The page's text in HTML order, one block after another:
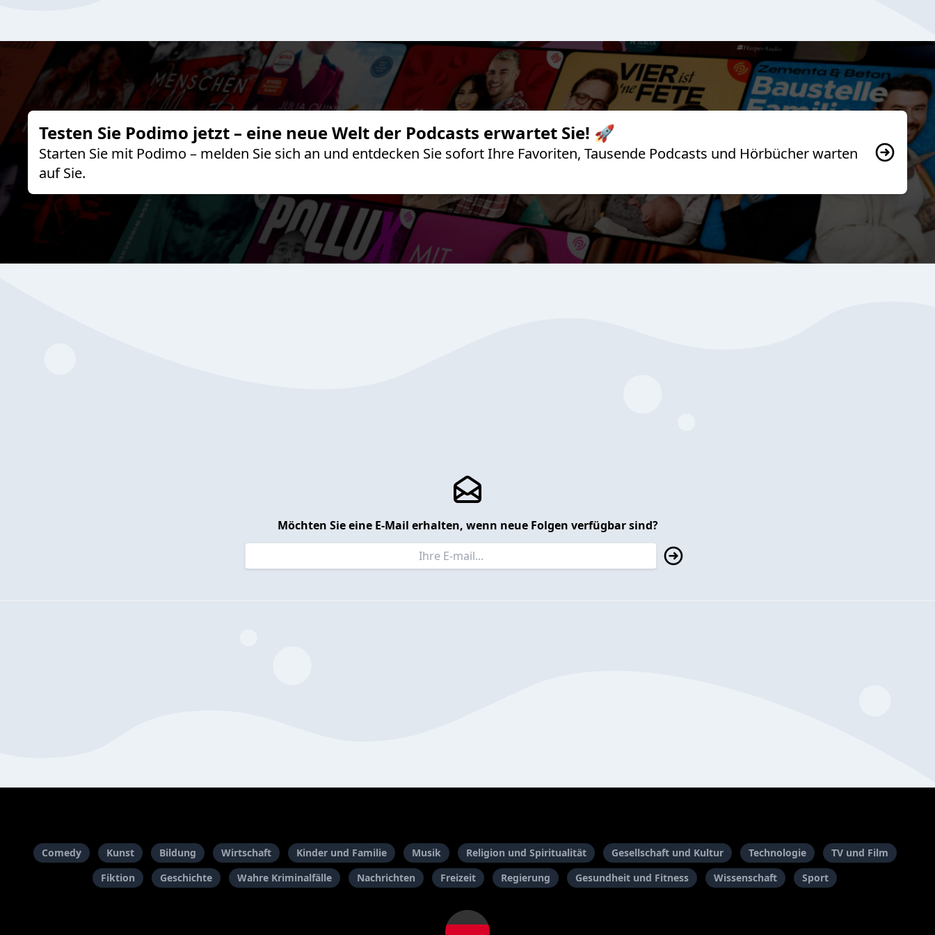
Testen Sie Podimo jetzt – eine neue Welt der Podcasts erwartet Sie! 🚀
Starten Sie mit Podimo – melden Sie sich an und entdecken Sie sofort Ihre Favoriten, Tausende Podcasts und Hörbücher warten
auf Sie.
Möchten Sie eine E-Mail erhalten, wenn neue Folgen verfügbar sind?
Comedy Kunst Bildung Wirtschaft Kinder und Familie Musik Religion und Spiritualität Gesellschaft und Kultur Technologie
TV und Film
Fiktion
Geschichte Wahre Kriminalfälle Nachrichten Freizeit Regierung Gesundheit und Fitness Wissenschaft Sport